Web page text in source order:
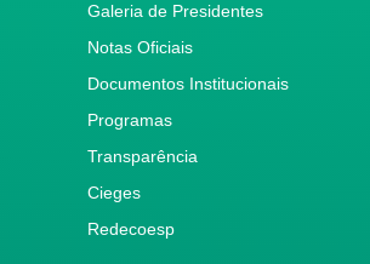
Galeria de Presidentes
Notas Oficiais
Documentos Institucionais
Programas
Transparência
Cieges
Redecoesp